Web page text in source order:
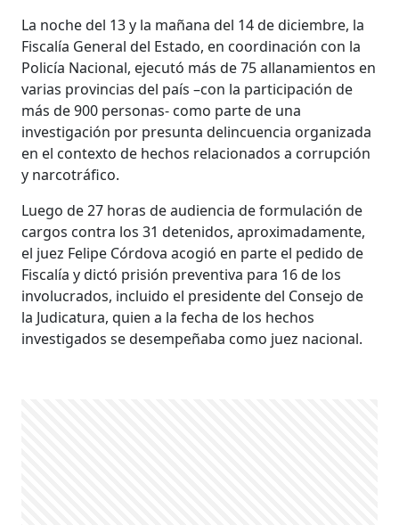
La noche del 13 y la mañana del 14 de diciembre, la
Fiscalía General del Estado, en coordinación con la
Policía Nacional, ejecutó más de 75 allanamientos en
varias provincias del país –con la participación de
más de 900 personas- como parte de una
investigación por presunta delincuencia organizada
en el contexto de hechos relacionados a corrupción
y narcotráfico.
Luego de 27 horas de audiencia de formulación de
cargos contra los 31 detenidos, aproximadamente,
el juez Felipe Córdova acogió en parte el pedido de
Fiscalía y dictó prisión preventiva para 16 de los
involucrados, incluido el presidente del Consejo de
la Judicatura, quien a la fecha de los hechos
investigados se desempeñaba como juez nacional.